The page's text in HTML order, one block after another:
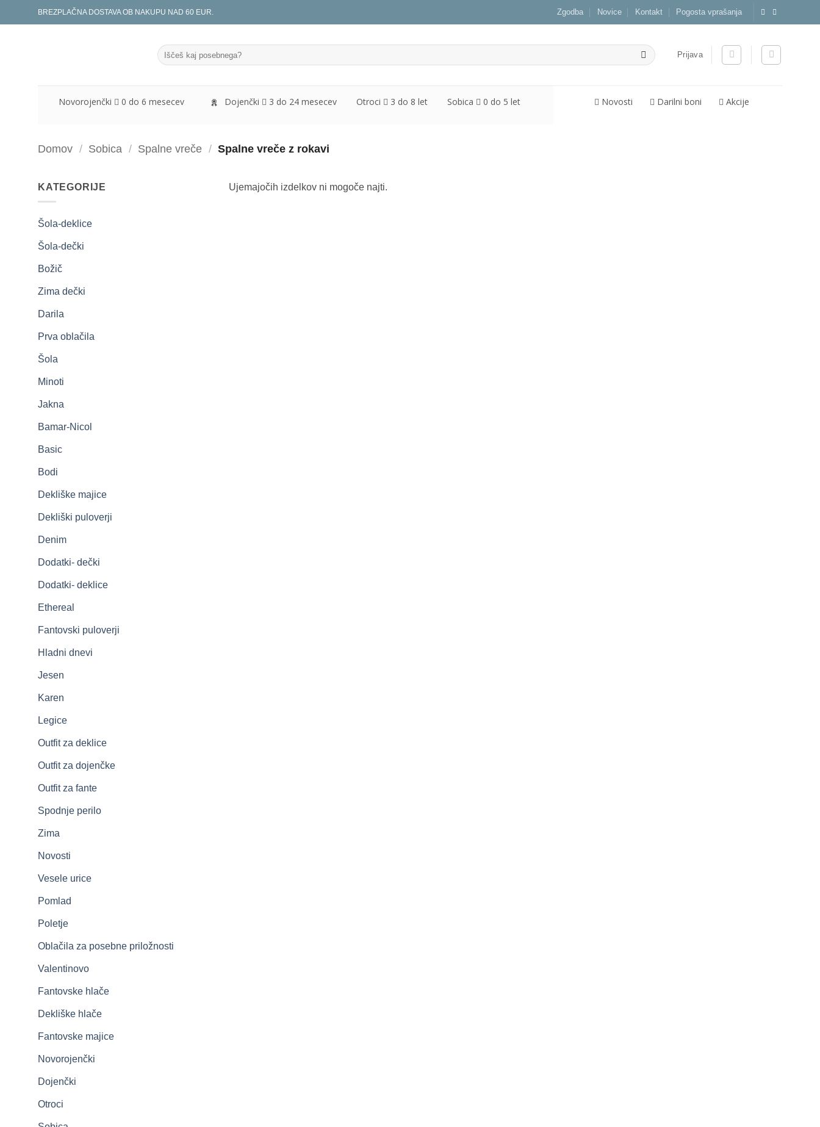
na
BREZPLAČNA DOSTAVA OB NAKUPU NAD 60 EUR. Zgodba Novice Kontakt Pogosta vprašanja
Išči:
Prijava
Novorojenčki 0 do 6 mesecev Dojenčki 3 do 24 mesecev Otroci 3 do 8 let Sobica 0 do 5 let Novosti Darilni boni Akcije
Domov / Sobica / Spalne vreče / Spalne vreče z rokavi
KATEGORIJE
Šola-deklice
Šola-dečki
Božič
Zima dečki
Darila
Prva oblačila
Šola
Minoti
Jakna
Bamar-Nicol
Basic
Bodi
Dekliške majice
Dekliški puloverji
Denim
Dodatki- dečki
Dodatki- deklice
Ethereal
Fantovski puloverji
Hladni dnevi
Jesen
Karen
Legice
Outfit za deklice
Outfit za dojenčke
Outfit za fante
Spodnje perilo
Zima
Novosti
Vesele urice
Pomlad
Poletje
Oblačila za posebne priložnosti
Valentinovo
Fantovske hlače
Dekliške hlače
Fantovske majice
Novorojenčki
Dojenčki
Otroci
Ujemajočih izdelkov ni mogoče najti.